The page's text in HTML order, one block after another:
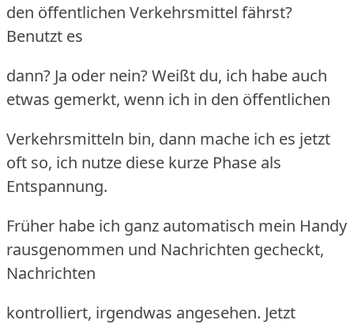
den öffentlichen Verkehrsmittel fährst?
Benutzt es
dann? Ja oder nein? Weißt du, ich habe auch
etwas gemerkt, wenn ich in den öffentlichen
Verkehrsmitteln bin, dann mache ich es jetzt
oft so, ich nutze diese kurze Phase als
Entspannung.
Früher habe ich ganz automatisch mein Handy
rausgenommen und Nachrichten gecheckt,
Nachrichten
kontrolliert, irgendwas angesehen. Jetzt